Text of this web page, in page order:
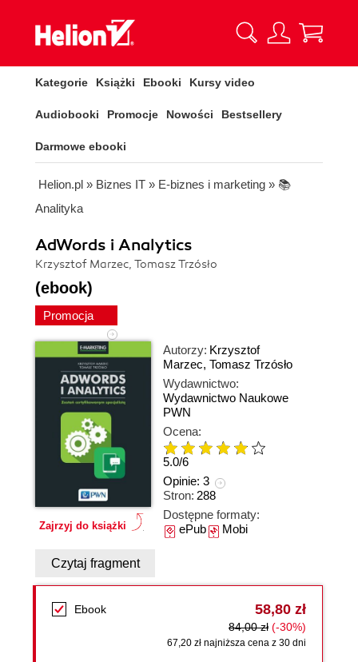
Kategorie Książki Ebooki Kursy video
Audiobooki Promocje Nowości Bestsellery
Darmowe ebooki
Helion.pl » Biznes IT » E-biznes i marketing » 📚
Analityka
AdWords i Analytics
Krzysztof Marzec, Tomasz Trzósło
(ebook)
Promocja
Zajrzyj do książki
Autorzy: Krzysztof
Marzec, Tomasz Trzósło
Wydawnictwo:
Wydawnictwo Naukowe
PWN
Ocena:
5.0/6
Opinie: 3
Stron: 288
Dostępne formaty:
ePubMobi
Czytaj fragment
Ebook 58,80 zł
84,00 zł (-30%)
67,20 zł najniższa cena z 30 dni